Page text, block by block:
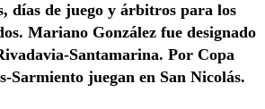
días de juego y árbitros para los
Mariano González fue designado
Santamarina. Por Copa
Sarmiento juegan en San Nicolás.